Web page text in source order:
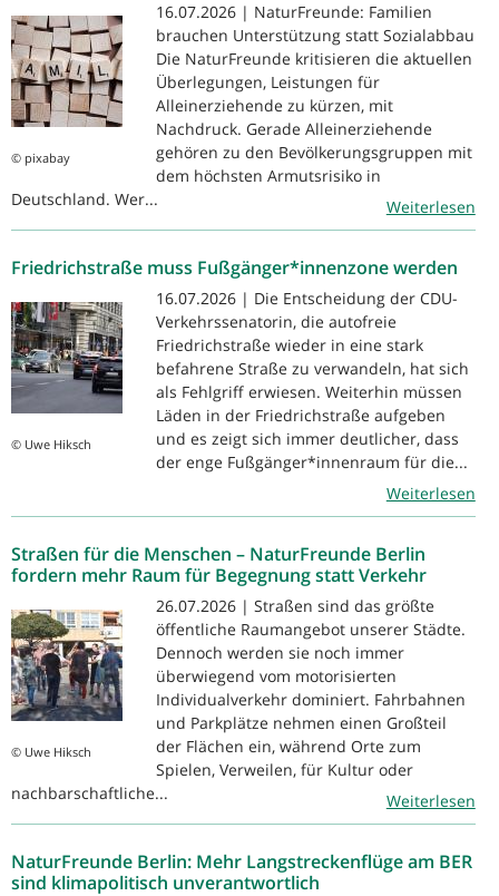
© pixabay
16.07.2026 | NaturFreunde: Familien
brauchen Unterstützung statt Sozialabbau
Die NaturFreunde kritisieren die aktuellen
Überlegungen, Leistungen für
Alleinerziehende zu kürzen, mit
Nachdruck. Gerade Alleinerziehende
gehören zu den Bevölkerungsgruppen mit
dem höchsten Armutsrisiko in
Deutschland. Wer...
Weiterlesen
Friedrichstraße muss Fußgänger*innenzone werden
© Uwe Hiksch
16.07.2026 | Die Entscheidung der CDU-
Verkehrssenatorin, die autofreie
Friedrichstraße wieder in eine stark
befahrene Straße zu verwandeln, hat sich
als Fehlgriff erwiesen. Weiterhin müssen
Läden in der Friedrichstraße aufgeben
und es zeigt sich immer deutlicher, dass
der enge Fußgänger*innenraum für die...
Weiterlesen
Straßen für die Menschen – NaturFreunde Berlin
fordern mehr Raum für Begegnung statt Verkehr
© Uwe Hiksch
26.07.2026 | Straßen sind das größte
öffentliche Raumangebot unserer Städte.
Dennoch werden sie noch immer
überwiegend vom motorisierten
Individualverkehr dominiert. Fahrbahnen
und Parkplätze nehmen einen Großteil
der Flächen ein, während Orte zum
Spielen, Verweilen, für Kultur oder
nachbarschaftliche...
Weiterlesen
NaturFreunde Berlin: Mehr Langstreckenflüge am BER
sind klimapolitisch unverantwortlich